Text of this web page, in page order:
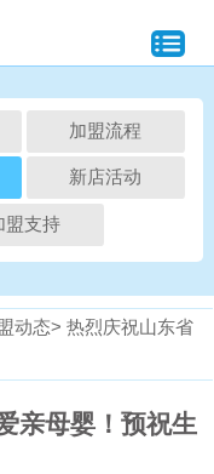
加盟流程
新店活动
盟支持
动态> 热烈庆祝山东省
亲母婴！预祝生